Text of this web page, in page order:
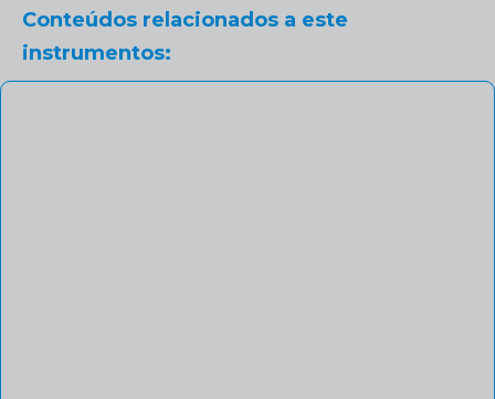
Conteúdos relacionados a este
instrumentos: